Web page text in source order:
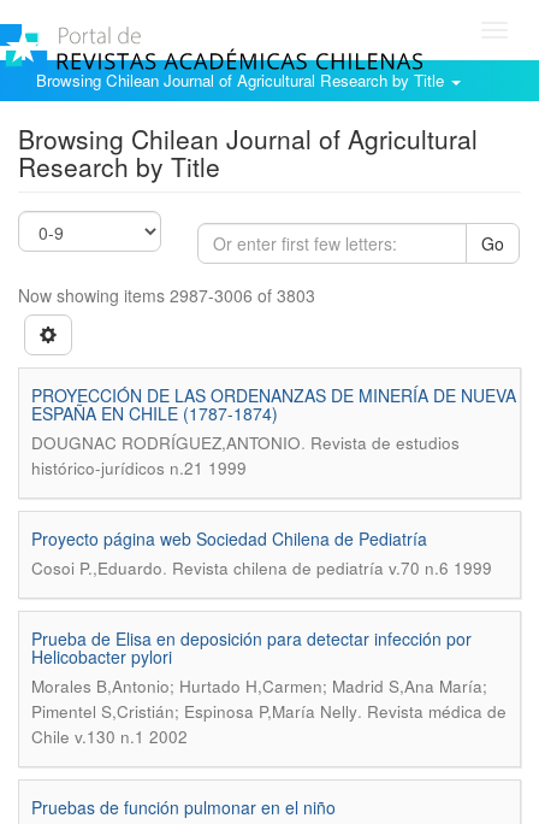
Browsing Chilean Journal of Agricultural Research by Title
Browsing Chilean Journal of Agricultural
Research by Title
Go
Now showing items 2987-3006 of 3803
PROYECCIÓN DE LAS ORDENANZAS DE MINERÍA DE NUEVA
ESPAÑA EN CHILE (1787-1874)
DOUGNAC RODRÍGUEZ,ANTONIO. Revista de estudios
histórico-jurídicos n.21 1999
Proyecto página web Sociedad Chilena de Pediatría
Cosoi P.,Eduardo. Revista chilena de pediatría v.70 n.6 1999
Prueba de Elisa en deposición para detectar infección por
Helicobacter pylori
Morales B,Antonio; Hurtado H,Carmen; Madrid S,Ana María;
Pimentel S,Cristián; Espinosa P,María Nelly. Revista médica de
Chile v.130 n.1 2002
Pruebas de función pulmonar en el niño